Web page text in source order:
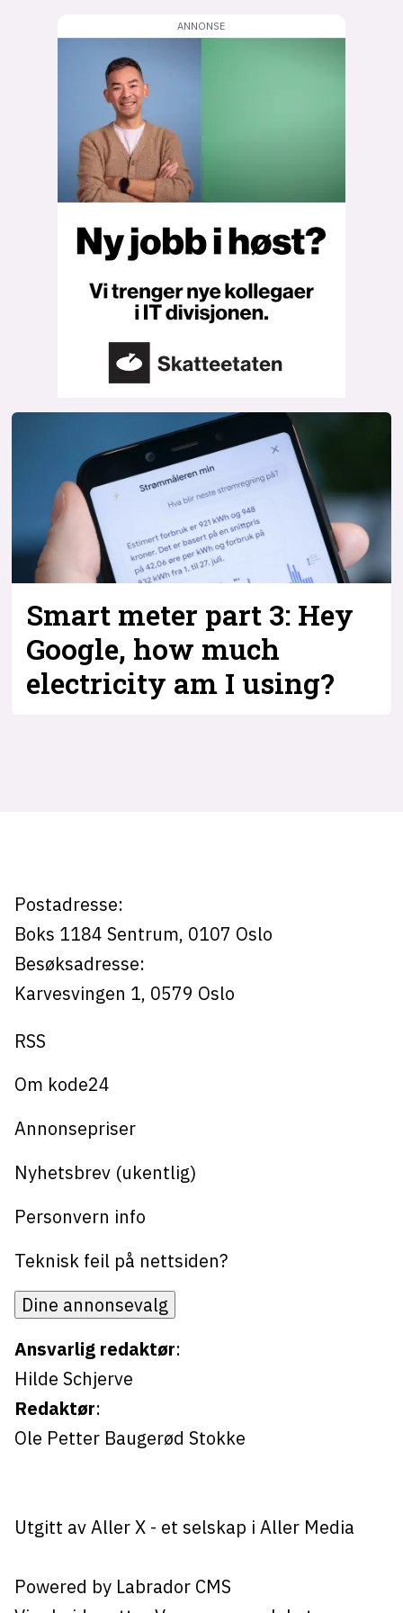
Smart meter part 3: Hey
Google, how much
electricity am I using?
lys modus
mørk modus
nyhetsbrev
kode24-klubben
LinkedIn
Bluesky
Facebook
annonsepriser
annonseguide
suksesshistorier
Bli firmapartner
Postadresse:
Boks 1184 Sentrum, 0107 Oslo
Besøksadresse:
Karvesvingen 1, 0579 Oslo
RSS
Om kode24
Annonsepriser
Nyhetsbrev (ukentlig)
Personvern info
Teknisk feil på nettsiden?
Dine annonsevalg
Ansvarlig redaktør:
Hilde Schjerve
Redaktør:
Ole Petter Baugerød Stokke
Utgitt av Aller X- et selskap i Aller Media
Powered by Labrador CMS